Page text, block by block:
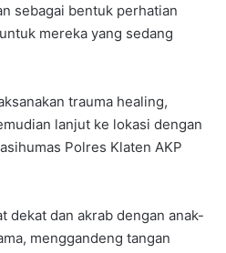
sebagai bentuk perhatian
mereka yang sedang
trauma healing,
lanjut ke lokasi dengan
Polres Klaten AKP
dekat dan akrab dengan anak-
menggandeng tangan